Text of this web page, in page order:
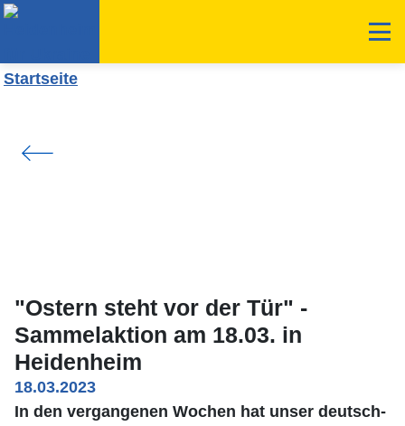
"Ostern steht vor der Tür" -
Sammelaktion am 18.03. in
Heidenheim
18.03.2023
In den vergangenen Wochen hat unser deutsch-